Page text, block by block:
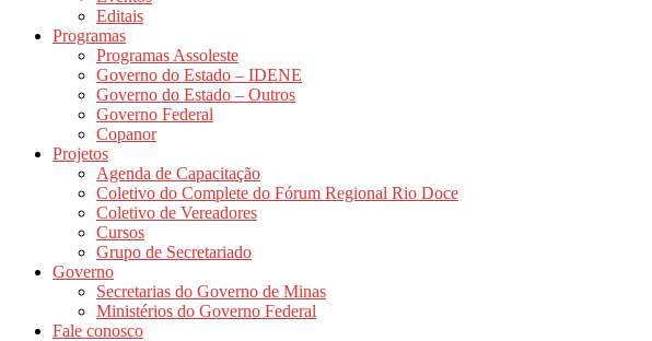
Editais
Programas
Programas Assoleste
Governo do Estado – IDENE
Governo do Estado – Outros
Governo Federal
Copanor
Projetos
Agenda de Capacitação
Coletivo do Complete do Fórum Regional Rio Doce
Coletivo de Vereadores
Cursos
Grupo de Secretariado
Governo
Secretarias do Governo de Minas
Ministérios do Governo Federal
Fale conosco